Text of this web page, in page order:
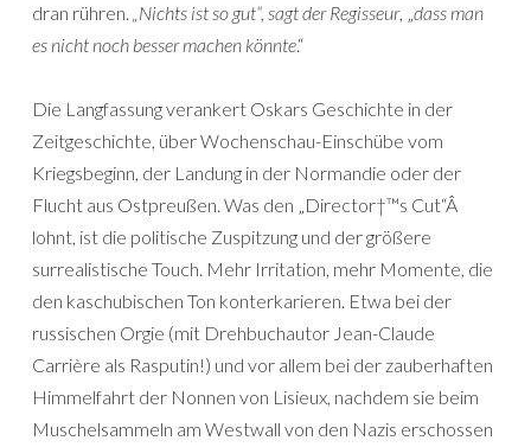
dran rühren. „Nichts ist so gut“, sagt der Regisseur, „dass man
es nicht noch besser machen könnte.“
Die Langfassung verankert Oskars Geschichte in der
Zeitgeschichte, über Wochenschau-Einschübe vom
Kriegsbeginn, der Landung in der Normandie oder der
Flucht aus Ostpreußen. Was den „Director†™s Cut“Â
lohnt, ist die politische Zuspitzung und der größere
surrealistische Touch. Mehr Irritation, mehr Momente, die
den kaschubischen Ton konterkarieren. Etwa bei der
russischen Orgie (mit Drehbuchautor Jean-Claude
Carrière als Rasputin!) und vor allem bei der zauberhaften
Himmelfahrt der Nonnen von Lisieux, nachdem sie beim
Muschelsammeln am Westwall von den Nazis erschossen